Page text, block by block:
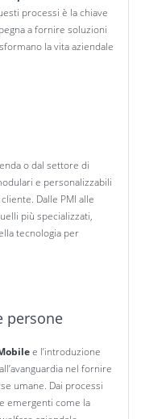
processi è la chiave
a fornire soluzioni
la vita aziendale
o dal settore di
e personalizzabili
Dalle PMI alle
più specializzati,
tecnologia per
persone
e l’introduzione
nel fornire
umane. Dai processi
emergenti come la